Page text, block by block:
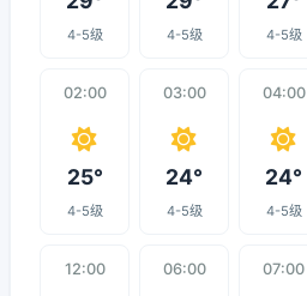
4-5级 4-5级 4-5级
02:00
25°
4-5级
03:00
24°
4-5级
04:00
24°
4-5级
12:00 06:00 07:00